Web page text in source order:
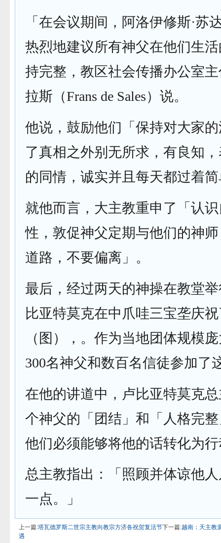
「在会议期间，阿洛伊修斯·苏
热烈地建议所有神父在他们生
持完整，教区社会传播办公室主
拉斯（Frans de Sales）说。
他说，鼓励他们「保持对大家
了真相之外别无所求，有良知
的同情，诚实并且每天都过着
就他而言，大主教重申了「认
性，敦促神父定期与他们的神
道路，不要偏离」。
最后，经过两天的神操在教堂
比亚特莫克在中爪哇三宝垄庆
（图），。作为当地团体规模
300名神父和数百名信徒参加了
在他的讲道中，卢比亚特莫克
个神父的「团结」和「人格完
他们必须能够将他的话转化为
总主教指出：「照顾并体谅他
一点。」
上一篇:塔瓦德罗斯二世宗主教向教宗方济各祝贺复活节下一篇:越南：天主教
遇